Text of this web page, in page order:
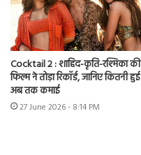
Cocktail 2 : शाहिद-कृति-रश्मिका की
फिल्म ने तोड़ा रिकॉर्ड, जानिए कितनी हुई
अब तक कमाई
27 June 2026 - 8:14 PM